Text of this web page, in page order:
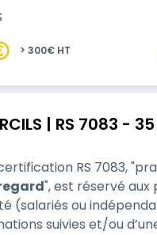
> 300€ HT
| RS 7083 -
RS 7083,
", est réservé aux
(salariés ou
suivies et/ou